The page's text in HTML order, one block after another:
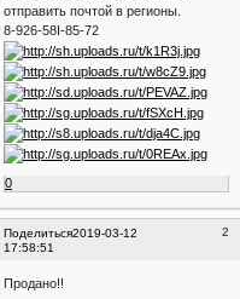
отправить почтой в регионы.
8-926-58I-85-72
0
Поделиться 2
2019-03-12
17:58:51
Продано!!